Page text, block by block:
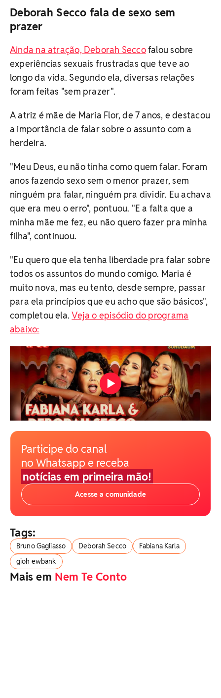
Deborah Secco fala de sexo sem
prazer
Ainda na atração, Deborah Seccofalou sobre
experiências sexuais frustradas que teve ao
longo da vida. Segundo ela, diversas relações
foram feitas "sem prazer".
A atriz é mãe de Maria Flor, de 7 anos, e destacou
a importância de falar sobre o assunto com a
herdeira.
"Meu Deus, eu não tinha como quem falar. Foram
anos fazendo sexo sem o menor prazer, sem
ninguém pra falar, ninguém pra dividir. Eu achava
que era meu o erro", pontuou. "E a falta que a
minha mãe me fez, eu não quero fazer pra minha
filha", continuou.
"Eu quero que ela tenha liberdade pra falar sobre
todos os assuntos do mundo comigo. Maria é
muito nova, mas eu tento, desde sempre, passar
para ela princípios que eu acho que são básicos",
completou ela.Veja o episódio do programa
abaixo:
Participe do canal
no Whatsapp e receba
notícias em primeira mão!
Acesse a comunidade
Tags:
Bruno Gagliasso Deborah Secco
Fabiana Karla
gioh ewbank
Mais em Nem Te Conto